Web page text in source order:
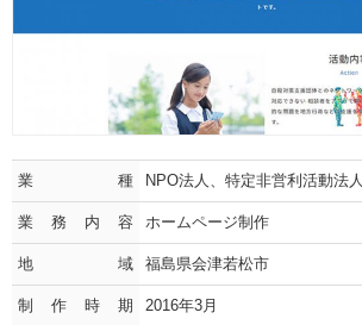
業種 NPO法人、特定非営利活動法人
業務内容 ホームページ制作
地域 福島県会津若松市
制作時期 2016年3月